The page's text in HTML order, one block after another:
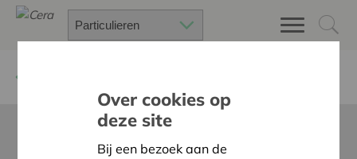
Over cookies op
deze site
Bij een bezoek aan de